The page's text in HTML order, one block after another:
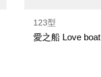
123型
愛之船 Love boat